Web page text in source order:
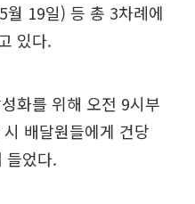
19일) 등 총 3차례에
있다.
화를 위해 오전 9시부
배달원들에게 건당
들었다.